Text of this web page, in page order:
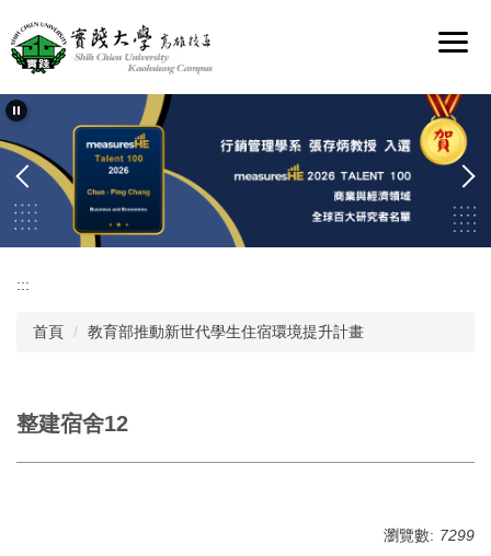
到
主
內
區
:::
首頁 教育部推動新世代學生住宿環境提升計畫
整建宿舍12
瀏覽數: 7299